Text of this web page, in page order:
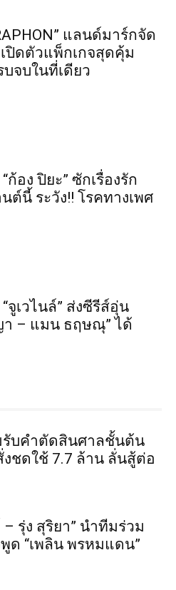
แลนด์มาร์กจัด
ปิดตัวแพ็กเกจสุดคุ้ม
จบในที่เดียว
อง ปิยะ” ซักเรื่องรัก
ต์นี้ ระวัง!! โรคทางเพศ
จูเวไนล์” ส่งซีรีส์อุ่น
า – แมน ธฤษณุ” ได้
รับคำตัดสินศาลชั้นต้น
ชดใช้ 7.7 ล้าน ลั่นสู้ต่อ
รุ่ง สุริยา” นำทีมร่วม
ด “เพลิน พรหมแดน”